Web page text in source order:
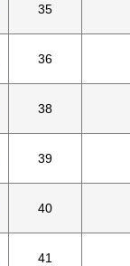
35
36
38
39
40
41